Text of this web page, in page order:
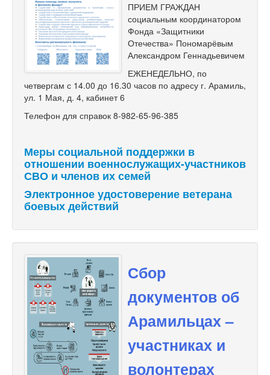
ПРИЕМ ГРАЖДАН
социальным координатором
Фонда «Защитники
Отечества» Пономарёвым
Александром Геннадьевичем
ЕЖЕНЕДЕЛЬНО, по
четвергам с 14.00 до 16.30 часов по адресу г. Арамиль,
ул. 1 Мая, д. 4, кабинет 6
Телефон для справок 8-982-65-96-385
Меры социальной поддержки в
отношении военнослужащих-участников
СВО и членов их семей
Электронное удостоверение ветерана
боевых действий
Сбор
документов об
Арамильцах –
участниках и
волонтерах